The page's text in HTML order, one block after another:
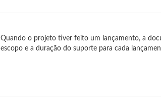
Quando o projeto tiver feito um lançamento, a
escopo e a duração do suporte para cada